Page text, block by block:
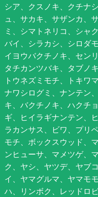
シア、クスノキ、クチナ
ュ、サカキ、サザンカ、
ミ、シマトネリコ、シャ
バイ、シラカシ、シロダ
イヨウバクチノキ、セン
タチカンツバキ、タブノ
トウネズミモチ、トキワ
ナワシログミ、ナンテン
キ、バクチノキ、ハクチ
ギ、ヒイラギナンテン、
ラカンサス、ビワ、プリ
モチ、ボックスウッド、
ンヒューサ、マメツゲ、
ク、ヤシ、ヤツデ、ヤブ
イ、ヤマグルマ、ヤマモ
ハ、リンボク、レッドロ